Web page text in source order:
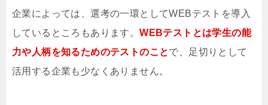
企業によっては、選考の一環としてWEBテストを導入
しているところもあります。WEBテストとは学生の能
力や人柄を知るためのテストのことで、足切りとして
活用する企業も少なくありません。